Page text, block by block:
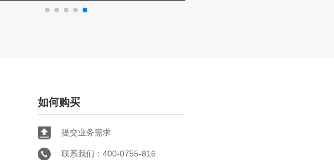
如何购买
提交业务需求
联系我们：400-0755-816